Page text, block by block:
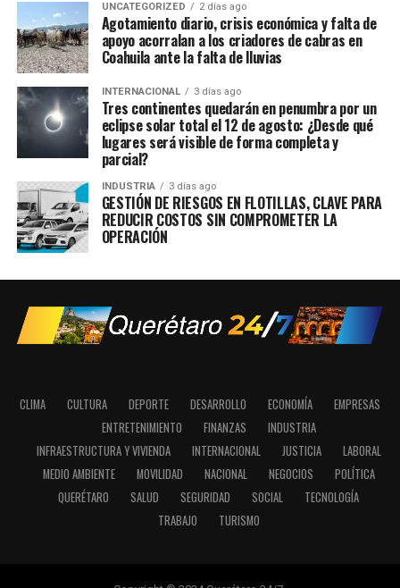
UNCATEGORIZED 2 días ago
Agotamiento diario, crisis económica y falta de
apoyo acorralan a los criadores de cabras en
Coahuila ante la falta de lluvias
INTERNACIONAL 3 días ago
Tres continentes quedarán en penumbra por un
eclipse solar total el 12 de agosto: ¿Desde qué
lugares será visible de forma completa y
parcial?
INDUSTRIA 3 días ago
GESTIÓN DE RIESGOS EN FLOTILLAS, CLAVE PARA
REDUCIR COSTOS SIN COMPROMETER LA
OPERACIÓN
CLIMA CULTURA DEPORTE DESARROLLO ECONOMÍA
EMPRESAS
ENTRETENIMIENTO
FINANZAS
INDUSTRIA
INFRAESTRUCTURA Y VIVIENDA
INTERNACIONAL JUSTICIA
LABORAL
MEDIO AMBIENTE
MOVILIDAD NACIONAL NEGOCIOS
POLÍTICA
QUERÉTARO
SALUD SEGURIDAD SOCIAL
TECNOLOGÍA
TRABAJO
TURISMO